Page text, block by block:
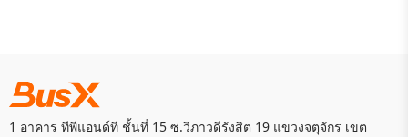
1 อาคาร ทีพีแอนด์ที ชั้นที่ 15 ซ.วิภาวดีรังสิต 19 แขวงจตุจักร เขต